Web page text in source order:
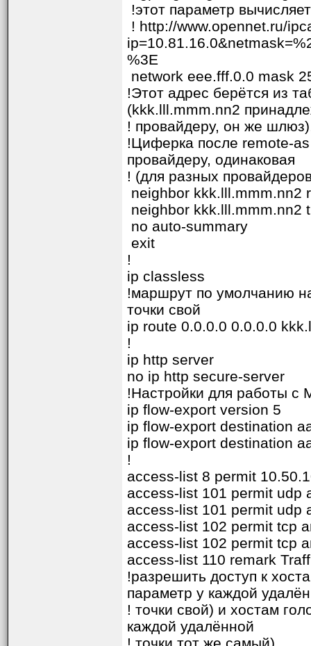
!этот параметр
! http://www.opennet.ru/
%3E
network eee.fff.0.0 mask
!Этот адрес берётся из
(kkk.lll.mmm.nn2
! провайдеру, он же
!Циферка после remote-
провайдеру, одинаковая
! (для разных
neighbor kkk.lll.mmm.nn2
neighbor kkk.lll.mmm.nn2
no auto-summary
exit
!
ip classless
!маршрут по умолчанию
точки свой
ip route 0.0.0.0 0.0.0.0
!
ip http server
no ip http secure-server
!Настройки для работы с
ip flow-export version 5
ip flow-export destination
ip flow-export destination
!
access-list 8 permit
access-list 101 permit udp
access-list 101 permit udp
access-list 102 permit tcp
access-list 102 permit tcp
access-list 110 remark
!разрешить доступ к
параметр у каждой
! точки свой) и хостам
каждой удалённой